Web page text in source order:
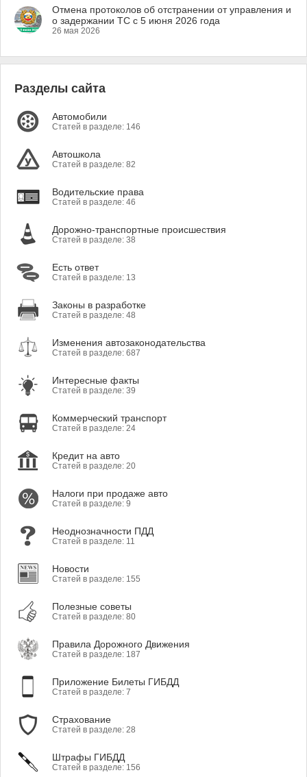
Отмена протоколов об отстранении от управления и
о задержании ТС с 5 июня 2026 года
26 мая 2026
Разделы сайта
Автомобили
Статей в разделе: 146
Автошкола
Статей в разделе: 82
Водительские права
Статей в разделе: 46
Дорожно-транспортные происшествия
Статей в разделе: 38
Есть ответ
Статей в разделе: 13
Законы в разработке
Статей в разделе: 48
Изменения автозаконодательства
Статей в разделе: 687
Интересные факты
Статей в разделе: 39
Коммерческий транспорт
Статей в разделе: 24
Кредит на авто
Статей в разделе: 20
Налоги при продаже авто
Статей в разделе: 9
Неоднозначности ПДД
Статей в разделе: 11
Новости
Статей в разделе: 155
Полезные советы
Статей в разделе: 80
Правила Дорожного Движения
Статей в разделе: 187
Приложение Билеты ГИБДД
Статей в разделе: 7
Страхование
Статей в разделе: 28
Штрафы ГИБДД
Статей в разделе: 156